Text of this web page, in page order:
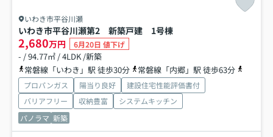
いわき市平谷川瀬
いわき市平谷川瀬第2 新築戸建 1号棟
2,680万円 6月20日 値下げ
- / 94.77㎡ / 4LDK /新築
常磐線「いわき」駅 徒歩30分
常磐線「内郷」駅 徒歩63分
プロパンガス 陽当り良好
建設住宅性能評価書付
バリアフリー
収納豊富
システムキッチン
パノラマ 新築